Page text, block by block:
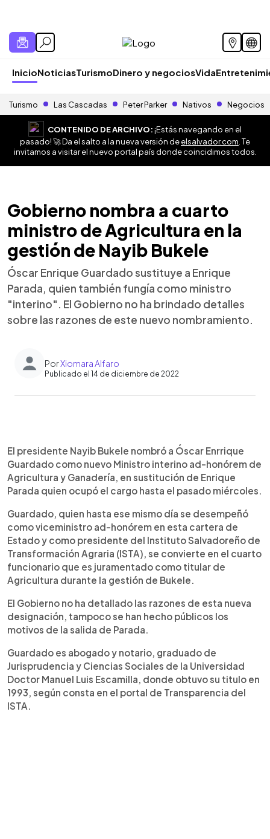
InicioNoticiasTurismoDinero y negociosVida
Turismo Las Cascadas Peter Parker Nativos Negocios
CONTENIDO DE ARCHIVO:¡Estás navegando en el
pasado! 🚀 Da el salto a la nueva versión deelsalvador.com . Te
invitamos a visitar el nuevo portal país donde coincidimos todos.
Gobierno nombra a cuarto
ministro de Agricultura en la
gestión de Nayib Bukele
Óscar Enrique Guardado sustituye a Enrique
Parada, quien también fungía como ministro
"interino". El Gobierno no ha brindado detalles
sobre las razones de este nuevo nombramiento.
PorXiomara Alfaro
Publicado el 14 de diciembre de 2022
► Escuchar artículo
El presidente Nayib Bukele nombró a Óscar Enrrique
Guardado como nuevo Ministro interino ad-honórem de
Agricultura y Ganadería, en sustitución de Enrique
Parada quien ocupó el cargo hasta el pasado miércoles.
Guardado, quien hasta ese mismo día se desempeñó
como viceministro ad-honórem en esta cartera de
Estado y como presidente del Instituto Salvadoreño de
Transformación Agraria (ISTA), se convierte en el cuarto
funcionario que es juramentado como titular de
Agricultura durante la gestión de Bukele.
El Gobierno no ha detallado las razones de esta nueva
designación, tampoco se han hecho públicos los
motivos de la salida de Parada.
Guardado es abogado y notario, graduado de
Jurisprudencia y Ciencias Sociales de la Universidad
Doctor Manuel Luis Escamilla, donde obtuvo su titulo en
1993, según consta en el portal de Transparencia del
ISTA.